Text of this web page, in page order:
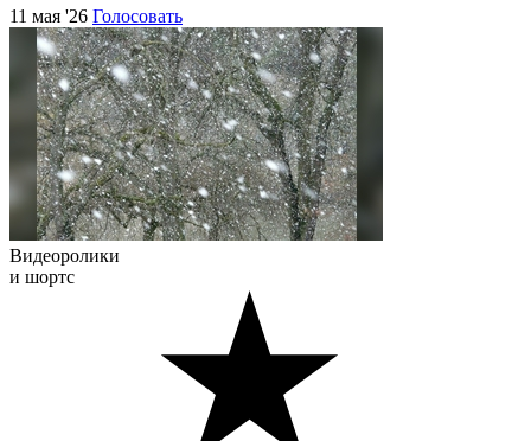
11 мая '26 Голосовать
Видеоролики
и шортс